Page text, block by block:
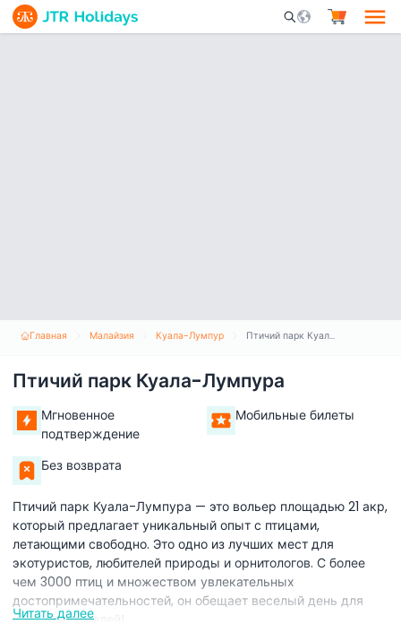
Mobile Search
Главная Малайзия Куала-Лумпур Птичий парк Куала-Лумпура
Птичий парк Куала-Лумпура
Мгновенное
подтверждение
Мобильные билеты
Без возврата
Птичий парк Куала-Лумпура — это вольер площадью 21 акр,
который предлагает уникальный опыт с птицами,
летающими свободно. Это одно из лучших мест для
экотуристов, любителей природы и орнитологов. С более
чем 3000 птиц и множеством увлекательных
достопримечательностей, он обещает веселый день для
всех посетителей!
Читать далее